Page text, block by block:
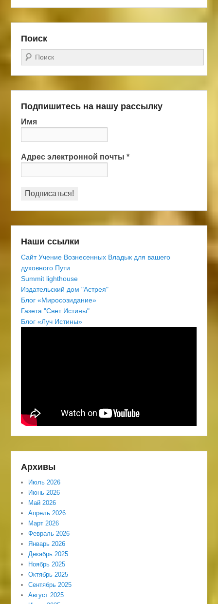
Поиск
Поиск
Подпишитесь на нашу рассылку
Имя
Адрес электронной почты*
Наши ссылки
Сайт Учение Вознесенных Владык для вашего
духовного Пути
Summit lighthouse
Издательский дом "Астрея"
Блог «Миросозидание»
Газета "Свет Истины"
Блог «Луч Истины»
Архивы
Июль 2026
Июнь 2026
Май 2026
Апрель 2026
Март 2026
Февраль 2026
Январь 2026
Декабрь 2025
Ноябрь 2025
Октябрь 2025
Сентябрь 2025
Август 2025